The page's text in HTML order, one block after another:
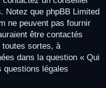
Notez que phpBB Limited
ne peuvent pas fournir
être contactés
toutes sortes, à
dans la question « Qui
questions légales